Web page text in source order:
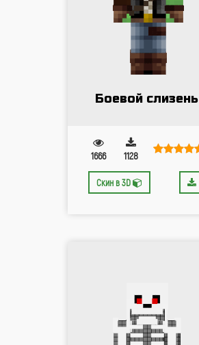
Боевой слизень
1666 1128
Скин в 3D